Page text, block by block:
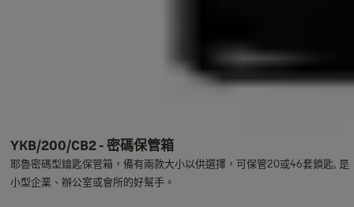
YKB/200/CB2 - 密碼保管箱
耶魯密碼型鑰匙保管箱，備有兩款大小以供選擇，可保管20或46套鎖匙, 是
小型企業、辦公室或會所的好幫手。